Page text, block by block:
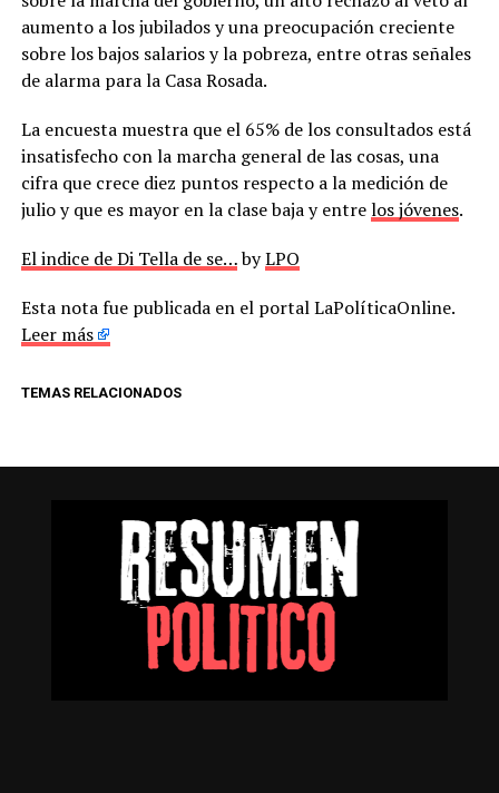
aumento a los jubilados y una preocupación creciente
sobre los bajos salarios y la pobreza, entre otras señales
de alarma para la Casa Rosada.
La encuesta muestra que el 65% de los consultados está
insatisfecho con la marcha general de las cosas, una
cifra que crece diez puntos respecto a la medición de
julio y que es mayor en la clase baja y entrelos jóvenes.
El indice de Di Tella de se…byLPO
Esta nota fue publicada en el portal LaPolíticaOnline.
Leer más
TEMAS RELACIONADOS